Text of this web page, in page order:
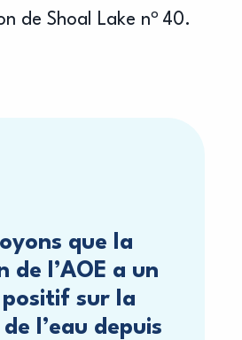
de Shoal Lake no 40.
que la
de l’AOE a un
sur la
l’eau depuis